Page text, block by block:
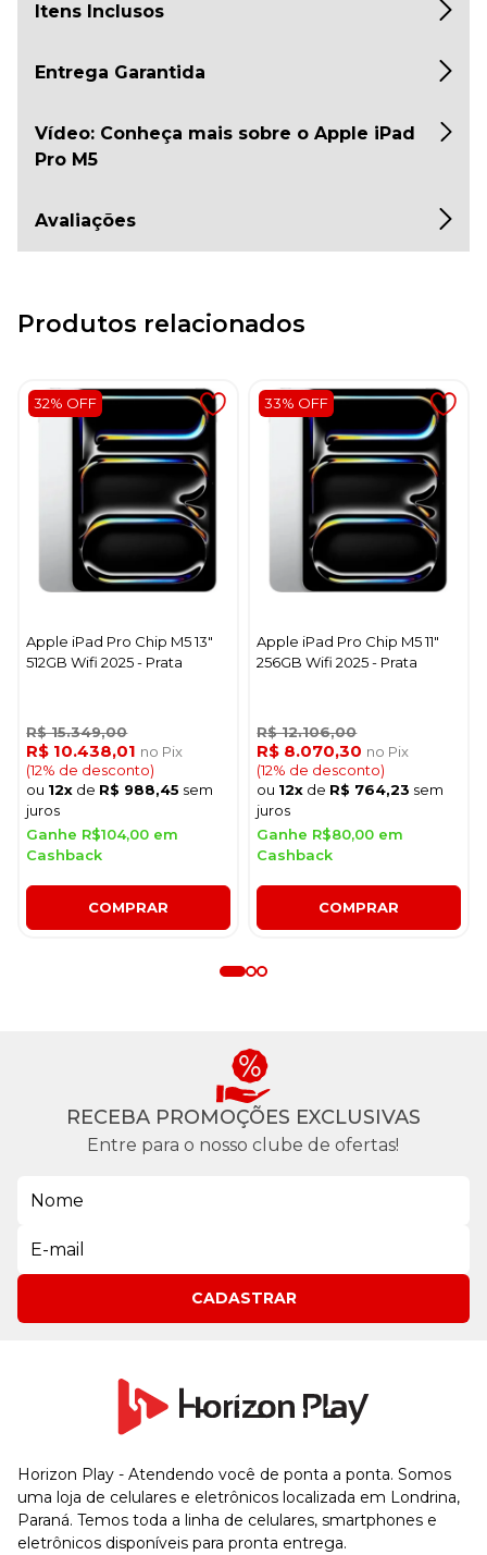
Itens Inclusos
Entrega Garantida
Vídeo: Conheça mais sobre o Apple iPad
Pro M5
Avaliações
Produtos relacionados
32% OFF
Apple iPad Pro Chip M5 13"
512GB Wifi 2025 - Prata
R$ 15.349,00
R$ 10.438,01 no Pix
(12% de desconto)
ou 12x de R$ 988,45 sem
juros
Ganhe R$104,00 em
Cashback
COMPRAR
33% OFF
Apple iPad Pro Chip M5 11"
256GB Wifi 2025 - Prata
R$ 12.106,00
R$ 8.070,30 no Pix
(12% de desconto)
ou 12x de R$ 764,23 sem
juros
Ganhe R$80,00 em
Cashback
COMPRAR
RECEBA PROMOÇÕES EXCLUSIVAS
Entre para o nosso clube de ofertas!
CADASTRAR
Horizon Play - Atendendo você de ponta a ponta. Somos
uma loja de celulares e eletrônicos localizada em Londrina,
Paraná. Temos toda a linha de celulares, smartphones e
eletrônicos disponíveis para pronta entrega.